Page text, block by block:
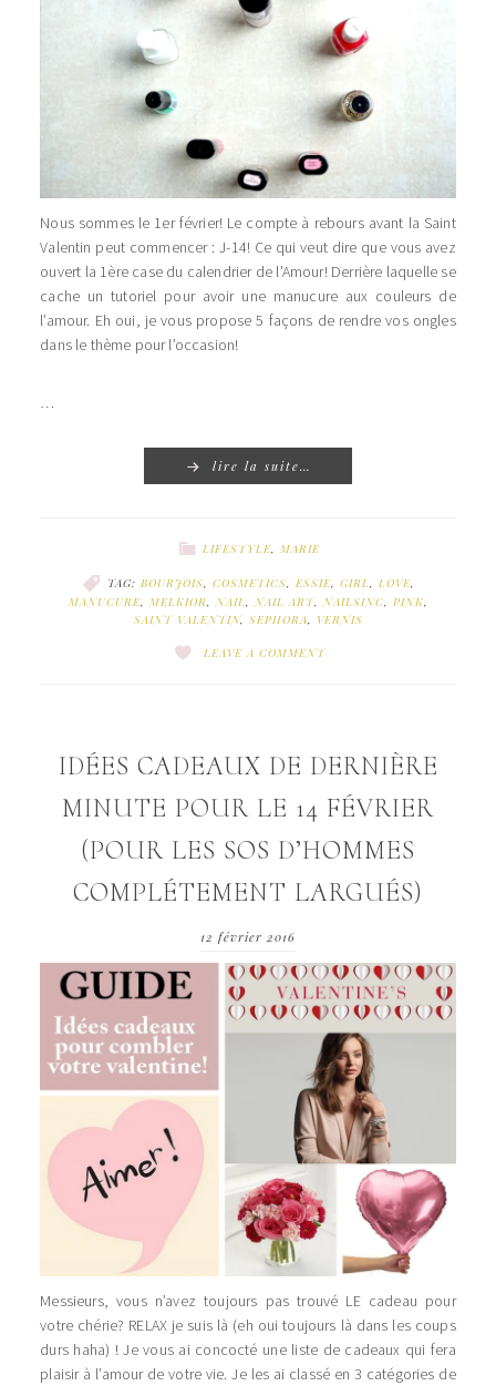
Nous sommes le 1er février! Le compte à rebours avant la Saint
Valentin peut commencer : J-14! Ce qui veut dire que vous avez
ouvert la 1ère case du calendrier de l’Amour! Derrière laquelle se
cache un tutoriel pour avoir une manucure aux couleurs de
l’amour. Eh oui, je vous propose 5 façons de rendre vos ongles
dans le thème pour l’occasion!
…
lire la suite…
LIFESTYLE, MARIE
TAG: BOURJOIS, COSMETICS, ESSIE, GIRL, LOVE,
MANUCURE, MELKIOR,NAIL,NAIL ART,NAILSINC, PINK,
SAINT VALENTIN, SEPHORA, VERNIS
LEAVE A COMMENT
IDÉES CADEAUX DE DERNIÈRE
MINUTE POUR LE 14 FÉVRIER
(POUR LES SOS D’HOMMES
COMPLÉTEMENT LARGUÉS)
12 février 2016
Messieurs, vous n’avez toujours pas trouvé LE cadeau pour
votre chérie? RELAX je suis là (eh oui toujours là dans les coups
durs haha) ! Je vous ai concocté une liste de cadeaux qui fera
plaisir à l’amour de votre vie. Je les ai classé en 3 catégories de